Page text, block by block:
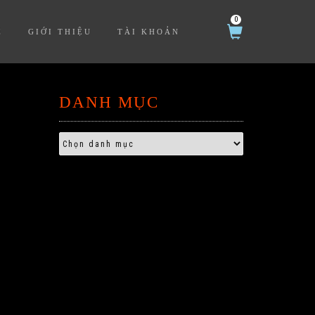
GIỚI THIỆU TÀI KHOẢN
0
DANH MỤC